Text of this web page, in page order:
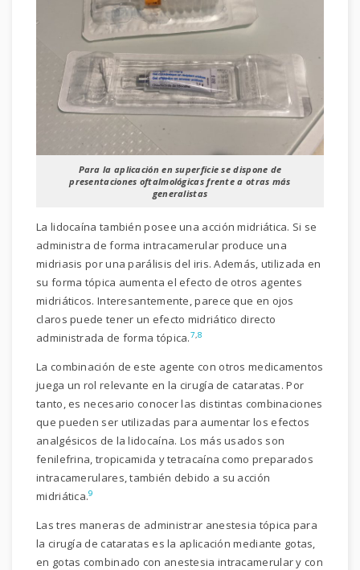
Para la aplicación en superficie se dispone de
presentaciones oftalmológicas frente a otras más
generalistas
La lidocaína también posee una acción midriática. Si se
administra de forma intracamerular produce una
midriasis por una parálisis del iris. Además, utilizada en
su forma tópica aumenta el efecto de otros agentes
midriáticos. Interesantemente, parece que en ojos
claros puede tener un efecto midriático directo
administrada de forma tópica.7,8
La combinación de este agente con otros medicamentos
juega un rol relevante en la cirugía de cataratas. Por
tanto, es necesario conocer las distintas combinaciones
que pueden ser utilizadas para aumentar los efectos
analgésicos de la lidocaína. Los más usados son
fenilefrina, tropicamida y tetracaína como preparados
intracamerulares, también debido a su acción
midriática.9
Las tres maneras de administrar anestesia tópica para
la cirugía de cataratas es la aplicación mediante gotas,
en gotas combinado con anestesia intracamerular y con